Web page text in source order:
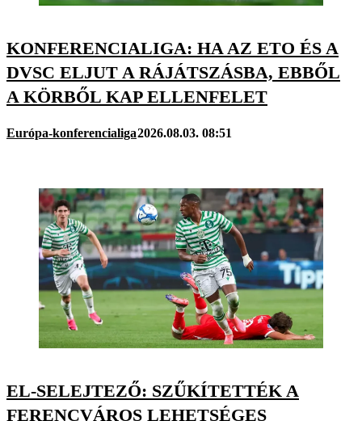
KONFERENCIALIGA: HA AZ ETO ÉS A
DVSC ELJUT A RÁJÁTSZÁSBA, EBBŐL
A KÖRBŐL KAP ELLENFELET
Európa-konferencialiga2026.08.03. 08:51
EL-SELEJTEZŐ: SZŰKÍTETTÉK A
FERENCVÁROS LEHETSÉGES